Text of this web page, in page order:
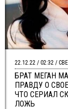
БРАТ МЕГАН
ПРАВДУ О
ЧТО СЕРИАЛ
ЛОЖЬ
22.12.22 / 02:32 /